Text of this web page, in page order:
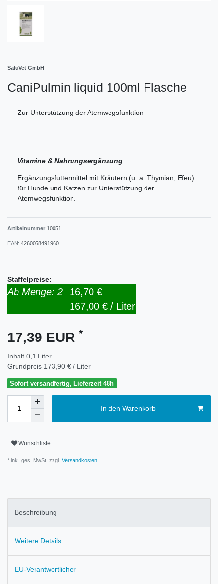
SaluVet GmbH
CaniPulmin liquid 100ml Flasche
Zur Unterstützung der Atemwegsfunktion
Vitamine & Nahrungsergänzung
Ergänzungsfuttermittel mit Kräutern (u. a. Thymian, Efeu)
für Hunde und Katzen zur Unterstützung der
Atemwegsfunktion.
Artikelnummer 10051
EAN: 4260058491960
Staffelpreise:
Ab Menge: 2
16,70 €
167,00 € / Liter
17,39 EUR *
Inhalt 0,1 Liter
Grundpreis 173,90 € / Liter
Sofort versandfertig, Lieferzeit 48h
In den Warenkorb
Wunschliste
* inkl. ges. MwSt. zzgl. Versandkosten
Beschreibung
Weitere Details
EU-Verantwortlicher